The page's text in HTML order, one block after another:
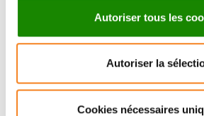
Autoriser tous les
Autoriser la
Cookies nécessaires
ARTHUR STARCK